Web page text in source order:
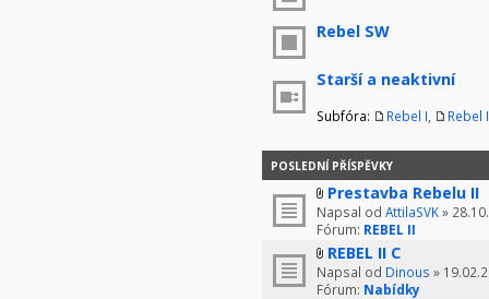
Rebel SW
Starší a neaktivní
Subfóra: Rebel I Rebel
POSLEDNÍ PŘÍSPĚVKY
Prestavba Rebelu II
Napsal od AttilaSVK»
Fórum: REBEL II
REBEL II C
Napsal od Dinous »
Fórum: Nabídky